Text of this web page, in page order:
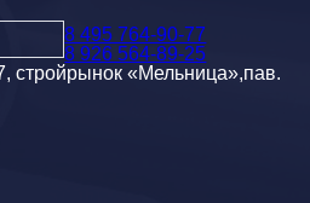
8 495 764-90-77
8 926 564-89-25
стройрынок «Мельница»,пав.